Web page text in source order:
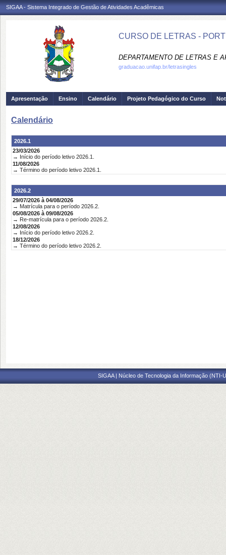
SIGAA - Sistema Integrado de Gestão de Atividades Acadêmicas
CURSO DE LETRAS -
DEPARTAMENTO DE LETRAS E
graduacao.unifap.br/letrasingles
Apresentação Ensino Calendário Projeto Pedagógico do Curso
Calendário
2026.1
23/03/2026
→ Início do período letivo 2026.1.
11/08/2026
→ Término do período letivo 2026.1.
2026.2
29/07/2026 à 04/08/2026
→ Matrícula para o período 2026.2.
05/08/2026 à 09/08/2026
→ Re-matrícula para o período 2026.2.
12/08/2026
→ Início do período letivo 2026.2.
18/12/2026
→ Término do período letivo 2026.2.
SIGAA | Núcleo de Tecnologia da Informação